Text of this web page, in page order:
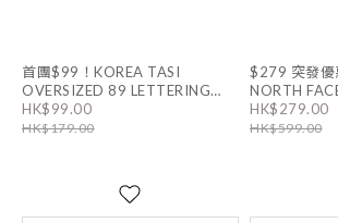
首團$99！KOREA TASI
OVERSIZED 89 LETTERING
ONE SHOULDER TEE｜4色
HK$99.00
HK$179.00
$279 突發優
NORTH
BAG MINI｜
HK$279.00
HK$599.00